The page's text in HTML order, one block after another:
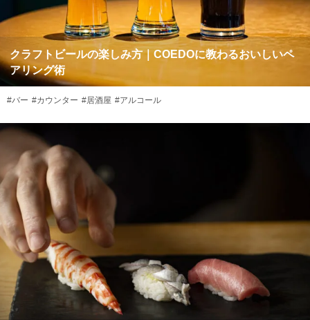
クラフトビールの楽しみ方｜COEDOに教わるおいしいペ
アリング術
#バー #カウンター #居酒屋 #アルコール